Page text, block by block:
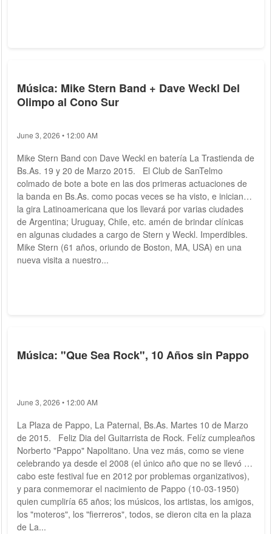
Música: Mike Stern Band + Dave Weckl Del
Olimpo al Cono Sur
June 3, 2026 • 12:00 AM
Mike Stern Band con Dave Weckl en batería La Trastienda de
Bs.As. 19 y 20 de Marzo 2015. El Club de SanTelmo
colmado de bote a bote en las dos primeras actuaciones de
la banda en Bs.As. como pocas veces se ha visto, e iniciando
la gira Latinoamericana que los llevará por varias ciudades
de Argentina; Uruguay, Chile, etc. amén de brindar clínicas
en algunas ciudades a cargo de Stern y Weckl. Imperdibles.
Mike Stern (61 años, oriundo de Boston, MA, USA) en una
nueva visita a nuestro...
Música: "Que Sea Rock", 10 Años sin Pappo
June 3, 2026 • 12:00 AM
La Plaza de Pappo, La Paternal, Bs.As. Martes 10 de Marzo
de 2015. Feliz Dia del Guitarrista de Rock. Felíz cumpleaños
Norberto "Pappo" Napolitano. Una vez más, como se viene
celebrando ya desde el 2008 (el único año que no se llevó a
cabo este festival fue en 2012 por problemas organizativos),
y para conmemorar el nacimiento de Pappo (10-03-1950)
quien cumpliría 65 años; los músicos, los artistas, los amigos,
los "moteros", los "fierreros", todos, se dieron cita en la plaza
de La...